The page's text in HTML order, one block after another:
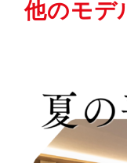
他のモデ